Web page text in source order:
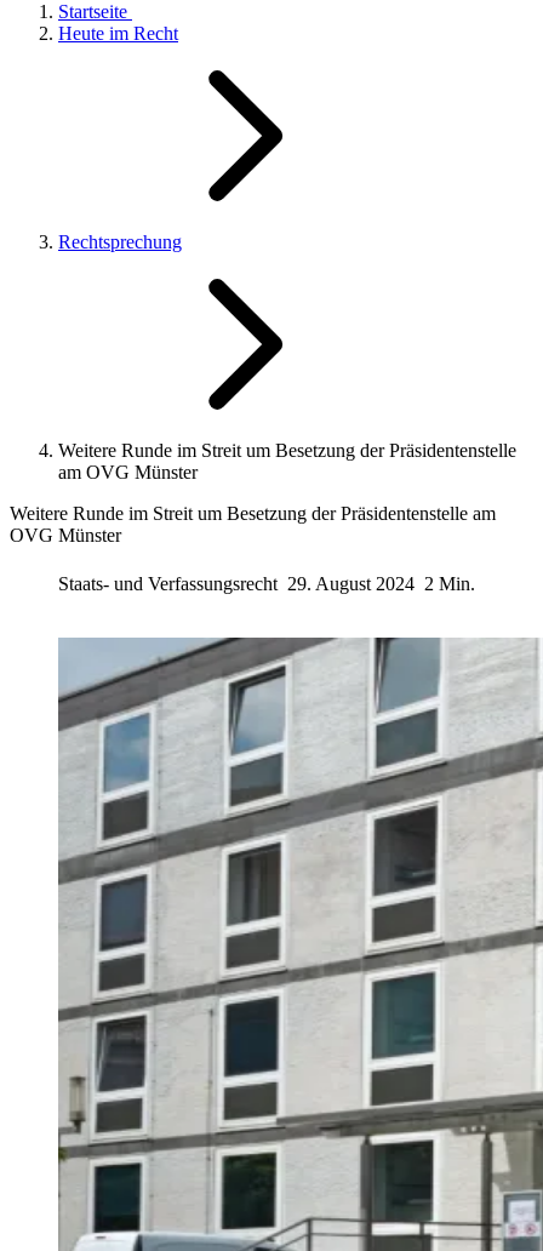
Startseite
Heute im Recht
Rechtsprechung
Weitere Runde im Streit um Besetzung der Präsidentenstelle
am OVG Münster
Weitere Runde im Streit um Besetzung der Präsidentenstelle am
OVG Münster
Staats- und Verfassungsrecht 29. August 2024 2 Min.